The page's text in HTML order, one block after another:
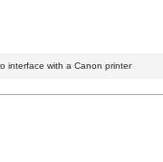
interface with a Canon printer